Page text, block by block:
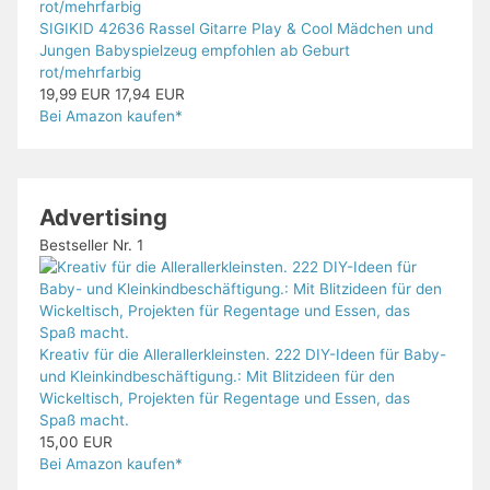
SIGIKID 42636 Rassel Gitarre Play & Cool Mädchen und
Jungen Babyspielzeug empfohlen ab Geburt
rot/mehrfarbig
19,99 EUR 17,94 EUR
Bei Amazon kaufen*
Advertising
Bestseller Nr. 1
Kreativ für die Allerallerkleinsten. 222 DIY-Ideen für Baby-
und Kleinkindbeschäftigung.: Mit Blitzideen für den
Wickeltisch, Projekten für Regentage und Essen, das
Spaß macht.
15,00 EUR
Bei Amazon kaufen*